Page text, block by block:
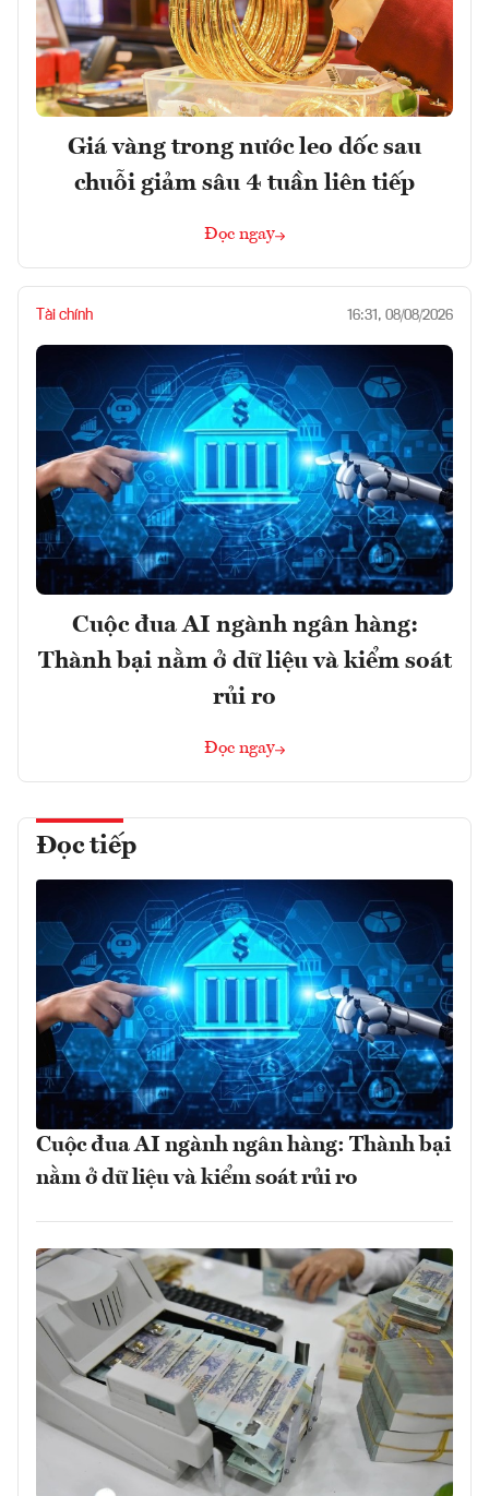
Giá vàng trong nước leo dốc sau
chuỗi giảm sâu 4 tuần liên tiếp
Đọc ngay
Tài chính 16:31, 08/08/2026
Cuộc đua AI ngành ngân hàng:
Thành bại nằm ở dữ liệu và kiểm soát
rủi ro
Đọc ngay
Đọc tiếp
Cuộc đua AI ngành ngân hàng: Thành bại
nằm ở dữ liệu và kiểm soát rủi ro